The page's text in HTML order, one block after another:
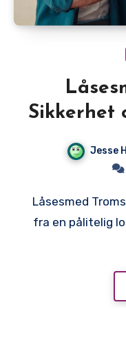
Sikkerhet
Jesse
Låsesmed Tromsø tilbyr sikkerhet og service
fra en pålitelig